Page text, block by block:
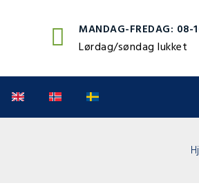
MANDAG-FREDAG: 08-
Lørdag/søndag lukket